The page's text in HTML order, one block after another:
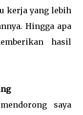
kerja yang lebih
Hingga apa
hasil
saya